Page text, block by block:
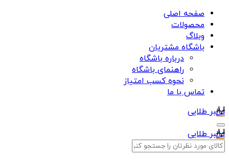
صفحه اصلی
محصولات
وبلاگ
باشگاه مشتریان
درباره باشگاه
راهنمای باشگاه
نحوه کسب امتیاز
تماس با ما
دالبر طلایی
دالبر طلایی